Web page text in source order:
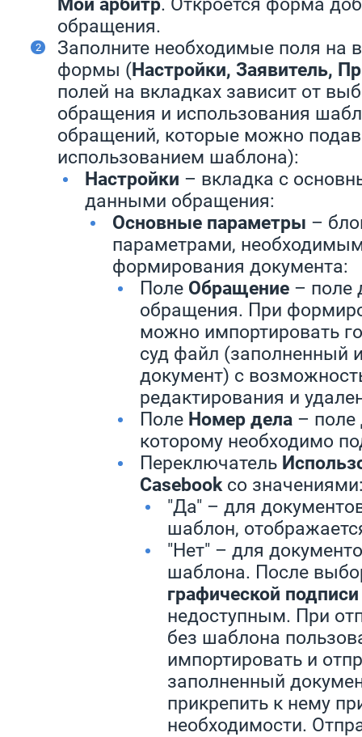
обращения.
Заполните необходимые поля на
формы (Настройки, Заявитель,
полей на вкладках зависит от
обращения и использования
обращений, которые можно
использованием шаблона):
Настройки – вкладка с
данными обращения:
Основные параметры –
параметрами,
формирования документа:
Поле Обращение – поле
обращения. При
можно импортировать
суд файл (заполненный
документ) с
редактирования и
Поле Номер дела – поле
которому необходимо
Переключатель
Casebookсо
"Да" – для
шаблон,
"Нет" – для
шаблона. После
графической подписи
недоступным. При
без шаблона
импортировать и
заполненный
прикрепить к нему
необходимости.